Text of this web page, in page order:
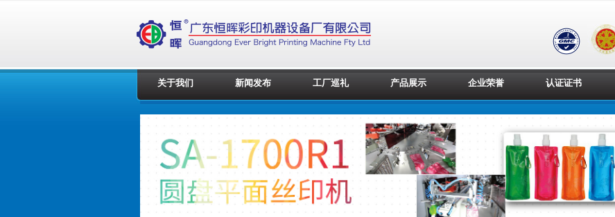
关于我们 新闻发布 工厂巡礼 产品展示 企业荣誉 认证证书